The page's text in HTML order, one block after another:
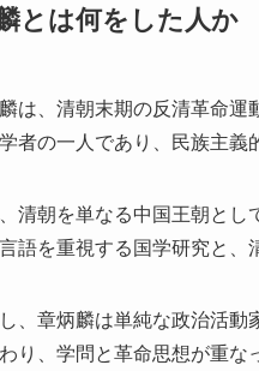
とは何をした人か
は、清朝末期の反清革命運
者の一人であり、民族主義
清朝を単なる中国王朝とし
語を重視する国学研究と、
、章炳麟は単純な政治活動
り、学問と革命思想が重な